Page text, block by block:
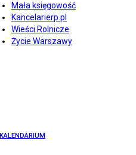
Mała księgowość
Kancelarierp.pl
Wieści Rolnicze
Życie Warszawy
KALENDARIUM